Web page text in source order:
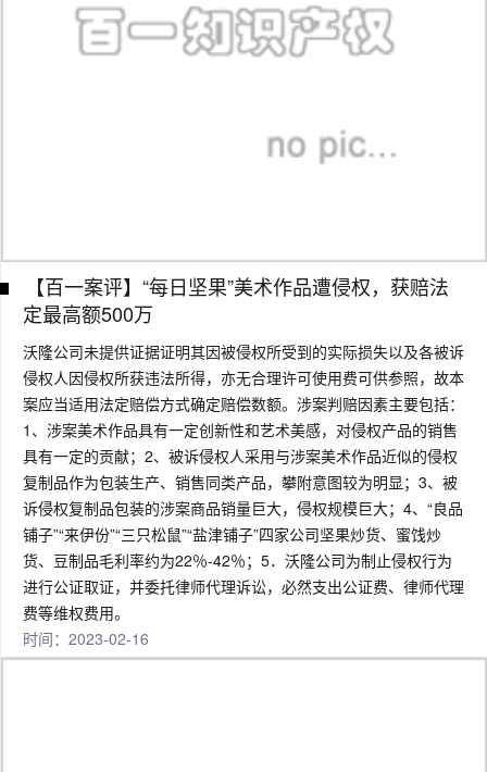
【百一案评】“每日坚果”美术作品遭侵权，获赔法
定最高额500万
沃隆公司未提供证据证明其因被侵权所受到的实际损失以及各被诉
侵权人因侵权所获违法所得，亦无合理许可使用费可供参照，故本
案应当适用法定赔偿方式确定赔偿数额。涉案判赔因素主要包括：
1、涉案美术作品具有一定创新性和艺术美感，对侵权产品的销售
具有一定的贡献；2、被诉侵权人采用与涉案美术作品近似的侵权
复制品作为包装生产、销售同类产品，攀附意图较为明显；3、被
诉侵权复制品包装的涉案商品销量巨大，侵权规模巨大；4、“良品
铺子”“来伊份”“三只松鼠”“盐津铺子”四家公司坚果炒货、蜜饯炒
货、豆制品毛利率约为22％-42％；5．沃隆公司为制止侵权行为
进行公证取证，并委托律师代理诉讼，必然支出公证费、律师代理
费等维权费用。
时间：2023-02-16